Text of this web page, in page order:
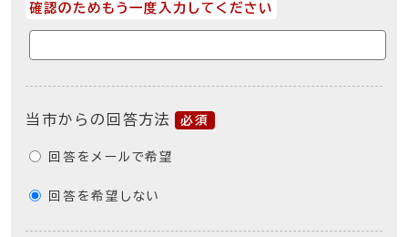
確認のためもう一度入力してください
当市からの回答方法 必須
回答をメールで希望
回答を希望しない